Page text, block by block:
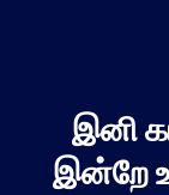
இனி
இன்றே